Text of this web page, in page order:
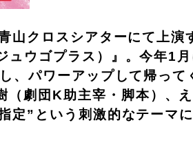
山クロスシアターにて上
ウゴプラス）』。今年1月
、パワーアップして帰って
（劇団K助主宰・脚本）、
定”という刺激的なテーマ